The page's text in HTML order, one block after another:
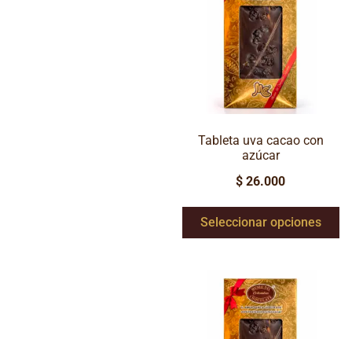
Tableta uva cacao con
azúcar
$ 26.000
Seleccionar opciones